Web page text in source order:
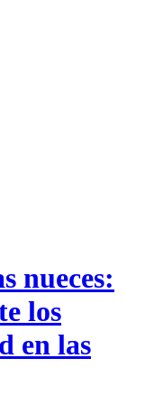
nueces:
los
en las